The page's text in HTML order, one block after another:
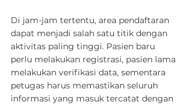
Di jam-jam tertentu, area pendaftaran
dapat menjadi salah satu titik dengan
aktivitas paling tinggi. Pasien baru
perlu melakukan registrasi, pasien lama
melakukan verifikasi data, sementara
petugas harus memastikan seluruh
informasi yang masuk tercatat dengan